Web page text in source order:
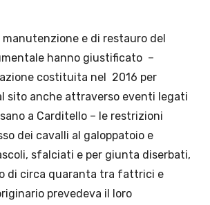
manutenzione e di restauro del
hanno giustificato –
costituita nel 2016 per
sito anche attraverso eventi legati
a Carditello – le restrizioni
dei cavalli al galoppatoio e
sfalciati e per giunta diserbati,
di circa quaranta tra fattrici e
prevedeva il loro